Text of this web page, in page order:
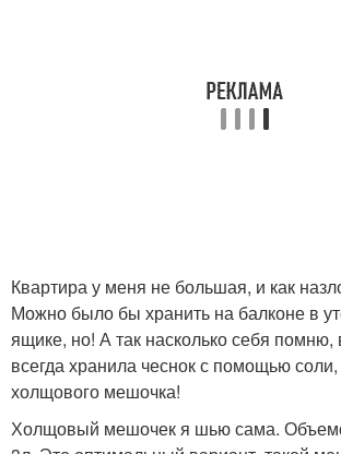
Квартира у меня не большая, и как
Можно было бы хранить на балконе в
ящике, но! А так насколько себя
всегда хранила чеснок с помощью соли,
холщового мешочка!
Холщовый мешочек я шью сама.